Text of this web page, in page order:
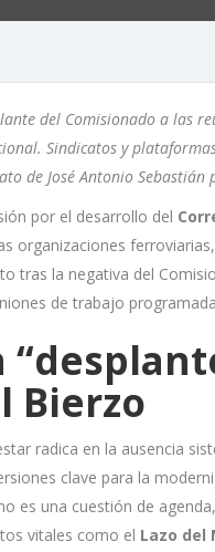
del Comisionado a las
Sindicatos y
de José Antonio
por el desarrollo del
organizaciones
tras la negativa del
de trabajo
Bierzo
radica en la ausencia
clave para la
es una cuestión de
vitales como el Lazo del